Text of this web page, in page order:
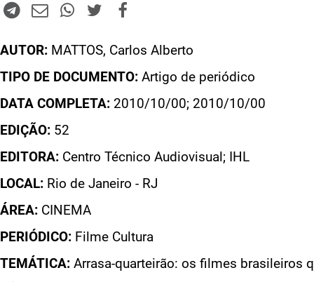
AUTOR: MATTOS, Carlos Alberto
TIPO DE DOCUMENTO: Artigo de periódico
DATA COMPLETA: 2010/10/00; 2010/10/00
EDIÇÃO: 52
EDITORA: Centro Técnico Audiovisual; IHL
LOCAL: Rio de Janeiro - RJ
ÁREA: CINEMA
PERIÓDICO: Filme Cultura
TEMÁTICA: Arrasa-quarteirão: os filmes brasileiros